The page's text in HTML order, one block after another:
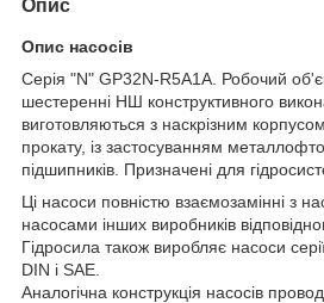
Опис
Опис насосів
Серія "N" GP32N-R5A1A. Робочий
шестеренні НШ конструктивного
виготовляються з наскрізним
прокату, із застосуванням
підшипників. Призначені для
Ці насоси повністю взаємозамінні з
насосами інших виробників
Гідросила також виробляє насоси
DIN і SAE.
Аналогічна конструкція насосів